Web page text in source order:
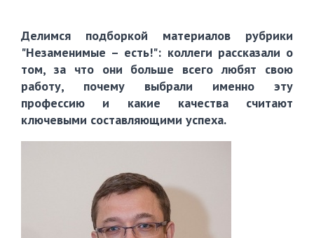
Делимся подборкой материалов рубрики
"Незаменимые – есть!": коллеги рассказали о
том, за что они больше всего любят свою
работу, почему выбрали именно эту
профессию и какие качества считают
ключевыми составляющими успеха.